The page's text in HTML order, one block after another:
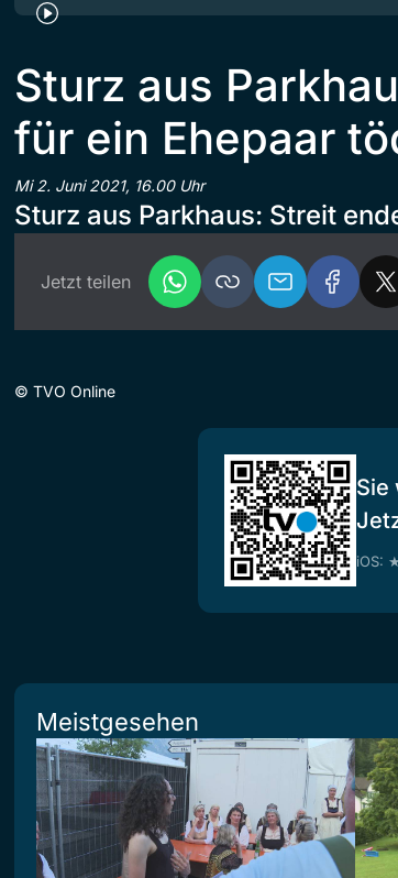
Sturz aus
für ein Ehepaar
Mi 2. Juni 2021, 16.00 Uhr
Sturz aus Parkhaus: Streit
Jetzt teilen
© TVO Online
Sie
iOS:
Meistgesehen